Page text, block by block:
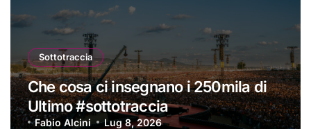
Sottotraccia
Che cosa ci insegnano i 250mila di
Ultimo #sottotraccia
Fabio Alcini Lug 8, 2026